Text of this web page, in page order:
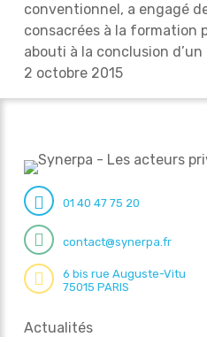
conventionnel, a engagé
consacrées à la formation
abouti à la conclusion
2 octobre 2015
01 40 47 75 20
contact@synerpa.fr
6 bis rue Auguste-Vitu
75015 PARIS
Actualités